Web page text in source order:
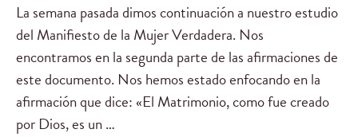
La semana pasada dimos continuación a nuestro estudio
del Manifiesto de la Mujer Verdadera. Nos
encontramos en la segunda parte de las afirmaciones de
este documento. Nos hemos estado enfocando en la
afirmación que dice: «El Matrimonio, como fue creado
por Dios, es un …